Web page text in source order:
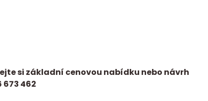
si základní cenovou nabídku nebo návrh
673 462